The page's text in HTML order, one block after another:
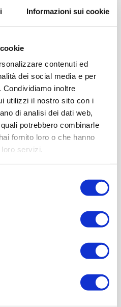
Informazioni sui cookie
contenuti ed
dei social media e per
inoltre
utilizzi il nostro sito con i
di analisi dei dati web,
potrebbero combinarle
fornito loro o che hanno
servizi.